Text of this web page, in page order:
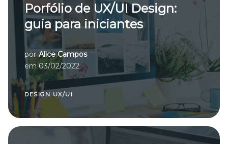
Porfólio de UX/UI Design:
guia para iniciantes
por Alice Campos
em03/02/2022
DESIGN UX/UI